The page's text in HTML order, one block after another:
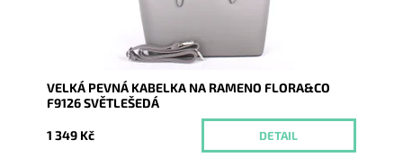
VELKÁ PEVNÁ KABELKA NA RAMENO FLORA&CO
F9126 SVĚTLEŠEDÁ
1 349 Kč DETAIL